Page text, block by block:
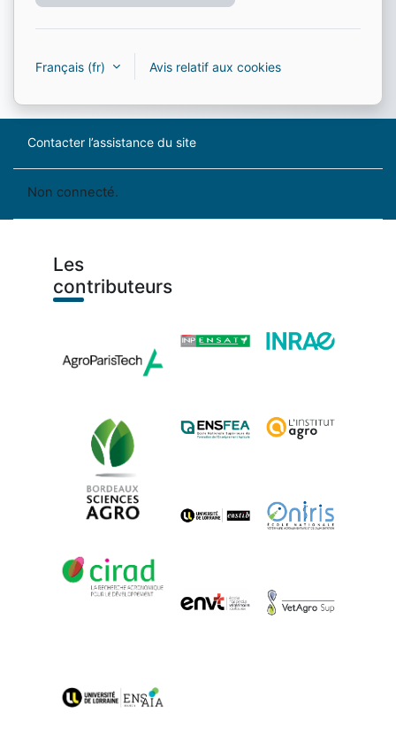
Français ‎(fr)‎ Avis relatif aux cookies
Contacter l’assistance du site
Non connecté.
Les
contributeurs